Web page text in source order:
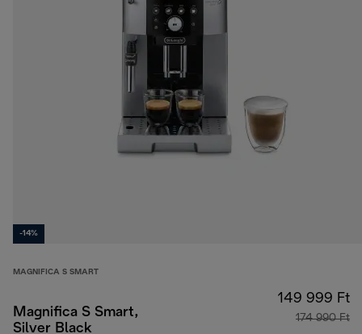
-14%
MAGNIFICA S SMART
Magnifica S Smart,
Silver Black
149 999 Ft
174 990 Ft